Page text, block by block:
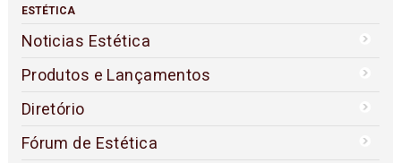
ESTÉTICA
Noticias Estética
Produtos e Lançamentos
Diretório
Fórum de Estética